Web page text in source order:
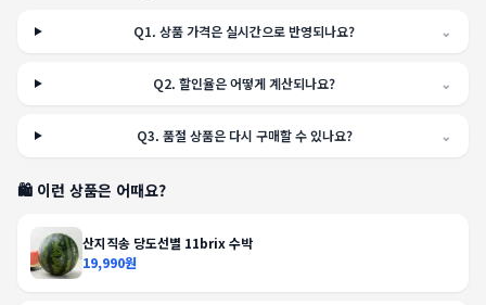
Q1.상품 가격은 실시간으로 반영되나요? ⌄
Q2.할인율은 어떻게 계산되나요? ⌄
Q3. 품절 상품은 다시 구매할 수 있나요? ⌄
🛍️ 이런 상품은 어때요?
산지직송 당도선별 11brix 수박
19,990원